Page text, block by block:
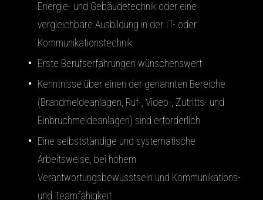
Energie- und Gebäudetechnik oder eine
vergleichbare Ausbildung in der IT- oder
Kommunikationstechnik
Erste Berufserfahrungen wünschenswert
Kenntnisse über einen der genannten Bereiche
(Brandmeldeanlagen, Ruf-, Video-, Zutritts- und
Einbruchmeldeanlagen) sind erforderlich
Eine selbstständige und systematische
Arbeitsweise, bei hohem
Verantwortungsbewusstsein und Kommunikations-
und Teamfähigkeit